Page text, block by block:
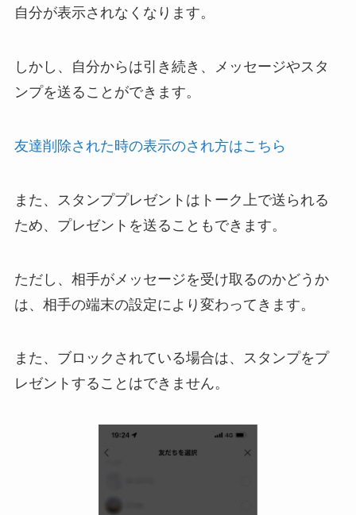
自分が表示されなくなります。
しかし、自分からは引き続き、メッセージやスタ
ンプを送ることができます。
友達削除された時の表示のされ方はこちら
また、スタンププレゼントはトーク上で送られる
ため、プレゼントを送ることもできます。
ただし、相手がメッセージを受け取るのかどうか
は、相手の端末の設定により変わってきます。
また、ブロックされている場合は、スタンプをプ
レゼントすることはできません。